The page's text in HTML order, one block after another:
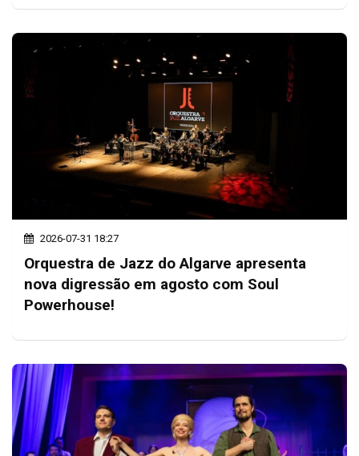
2026-07-31 18:27
Orquestra de Jazz do Algarve apresenta
nova digressão em agosto com Soul
Powerhouse!